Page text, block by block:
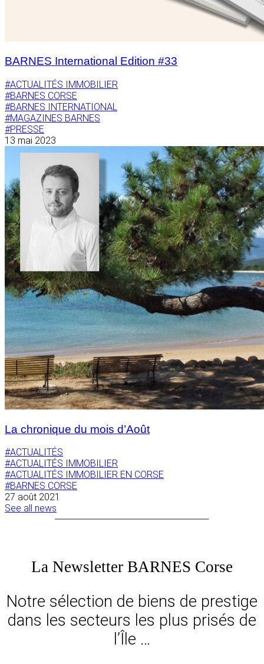
BARNES International Edition #33
#ACTUALITÉS IMMOBILIER
#BARNES CORSE
#BARNES INTERNATIONAL
#MAGAZINES BARNES
#PRESSE
13 mai 2023
La chronique du mois d’Août
#ACTUALITÉS
#ACTUALITÉS IMMOBILIER
#ACTUALITÉS IMMOBILIER EN CORSE
#BARNES CORSE
27 août 2021
See all news
La Newsletter BARNES Corse
Notre sélection de biens de prestige
dans les secteurs les plus prisés de
l’Île …